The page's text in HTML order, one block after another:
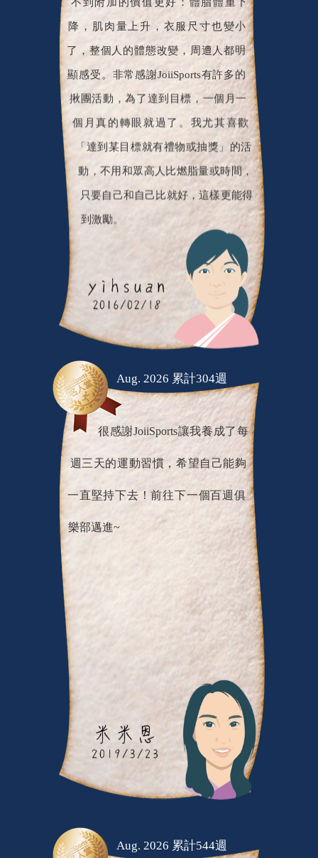
降，肌肉量上升，衣服尺寸也變小
了，整個人的體態改變，周遭人都明
顯感受。非常感謝JoiiSports有許多的
揪團活動，為了達到目標，一個月一
個月真的轉眼就過了。我尤其喜歡
「達到某目標就有禮物或抽獎」的活
動，不用和眾高人比燃脂量或時間，
只要自己和自己比就好，這樣更能得
到激勵。
Aug. 2026 累計304週
很感謝JoiiSports讓我養成了每
週三天的運動習慣，希望自己能夠
一直堅持下去！前往下一個百週俱
樂部邁進~